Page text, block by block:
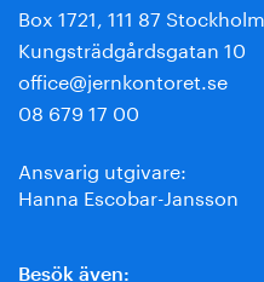
Box 1721, 111 87 Stockholm
Kungsträdgårdsgatan 10
office@jernkontoret.se
08 679 17 00
Ansvarig utgivare:
Hanna Escobar-Jansson
Besök även: